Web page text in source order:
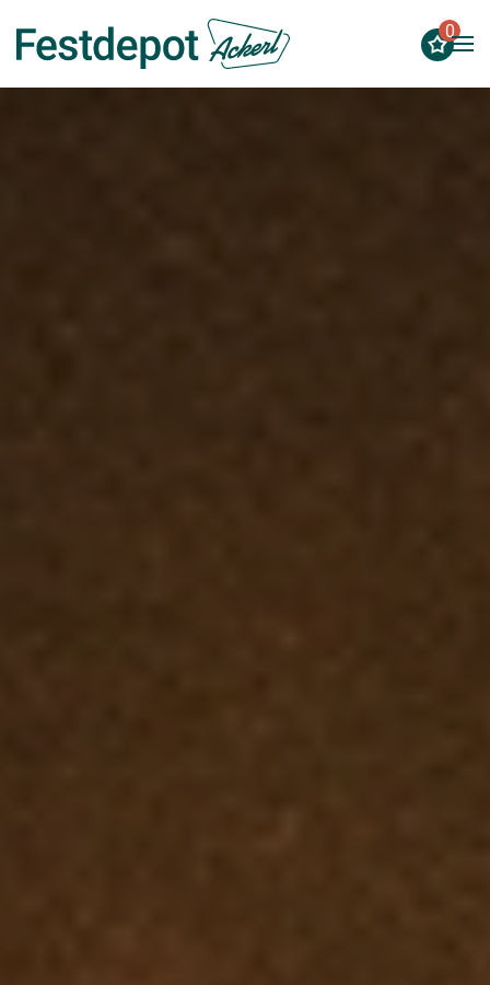
Zum Hauptinhalt springen
0